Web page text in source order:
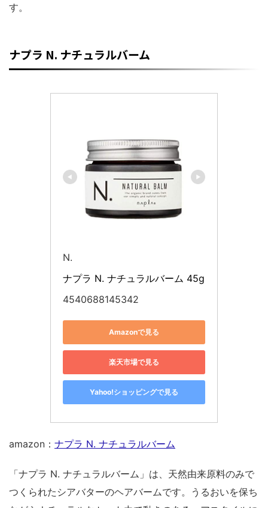
す。
ナプラ N. ナチュラルバーム
N.
ナプラ N. ナチュラルバーム 45g
4540688145342
Amazonで見る
楽天市場で見る
Yahoo!ショッピングで見る
amazon： ナプラ N. ナチュラルバーム
「ナプラ N. ナチュラルバーム」は、天然由来原料のみで
つくられたシアバターのヘアバームです。うるおいを保ち